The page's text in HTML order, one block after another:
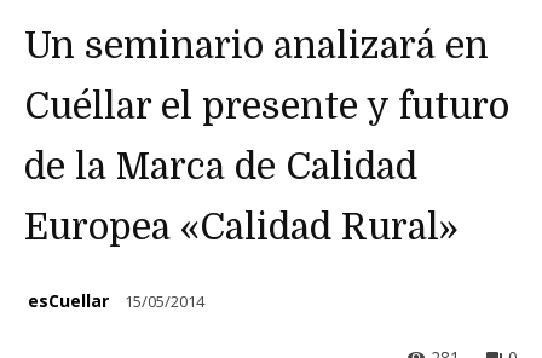
Un seminario analizará en
Cuéllar el presente y futuro
de la Marca de Calidad
Europea «Calidad Rural»
esCuellar 15/05/2014